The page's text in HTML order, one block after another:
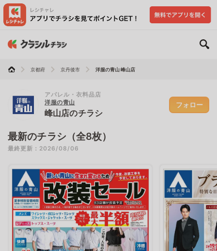
京都府 京丹後市 洋服の青山 峰山店
アパレル・衣料品店
洋服の青山
峰山店のチラシ
フォロー
最新のチラシ（全8枚）
最終更新：2026/08/06